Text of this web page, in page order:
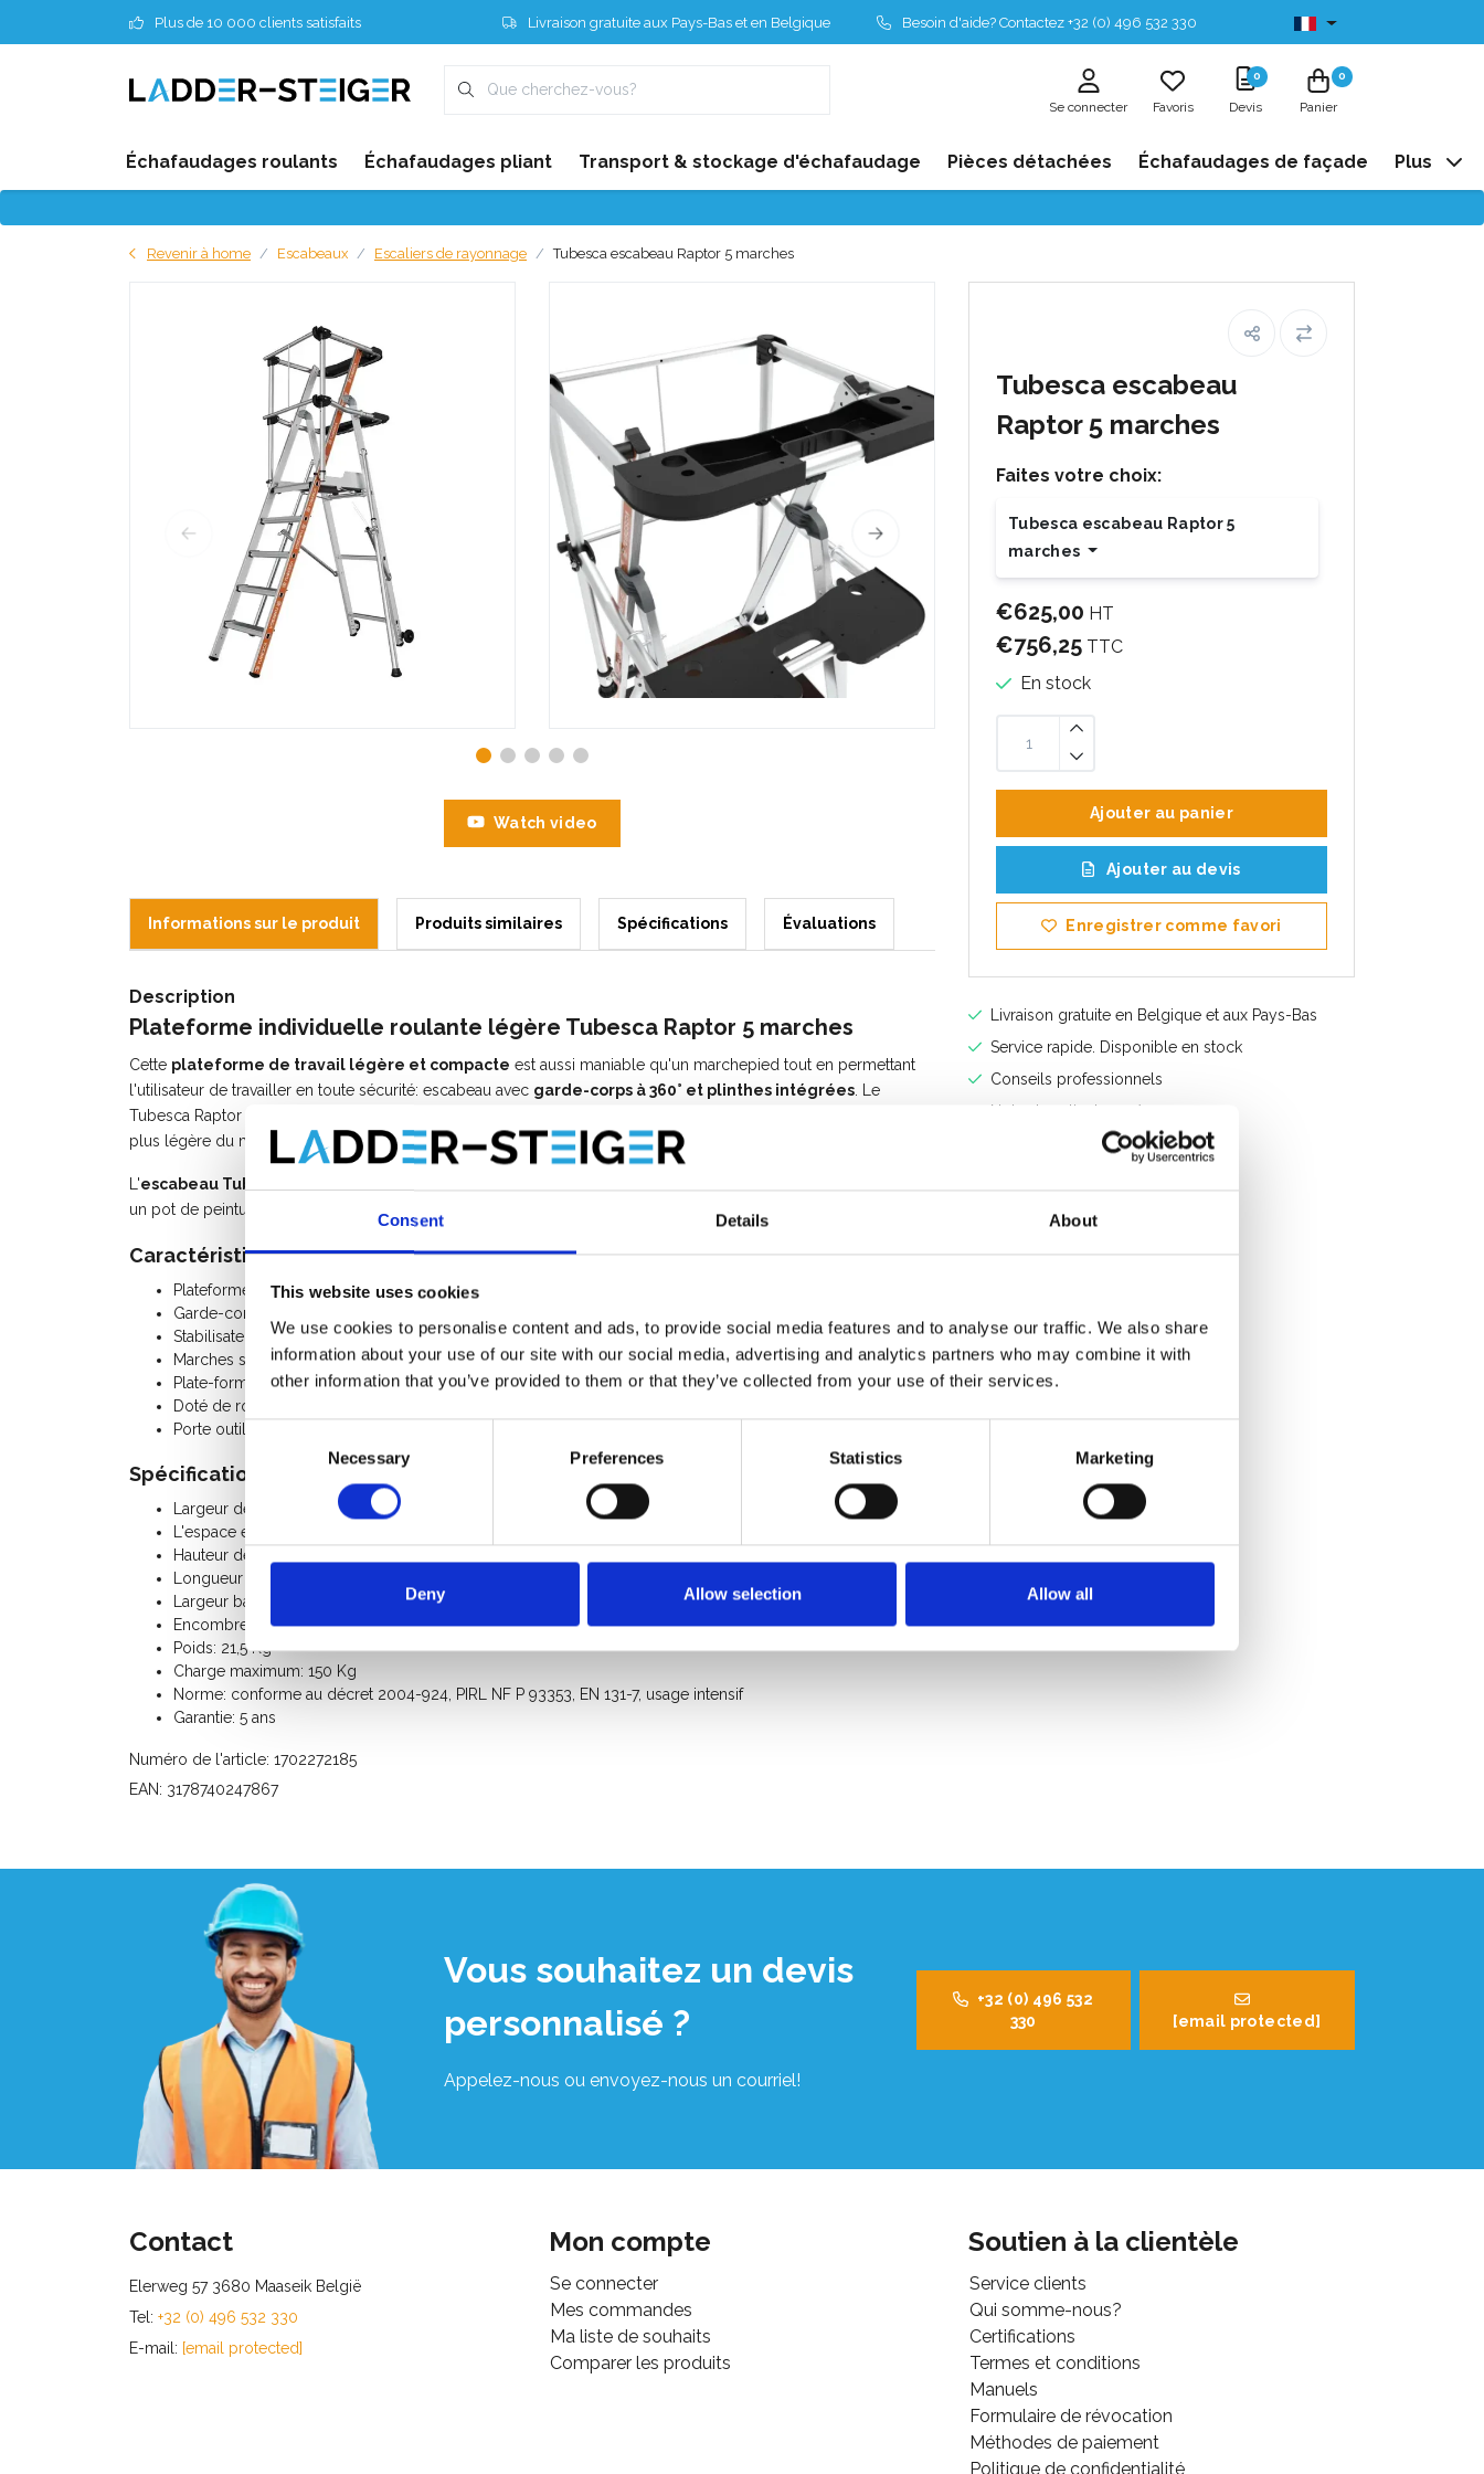
Consent Details About
This website uses cookies
We use cookies to personalise content and ads, to provide social media features and to analyse our traffic. We also share
information about your use of our site with our social media, advertising and analytics partners who may combine it with
other information that you’ve provided to them or that they’ve collected from your use of their services.
Consent
Necessary Preferences Statistics Marketing
Deny Allow selection Allow all
Plus de 10 000 clients satisfaits Livraison gratuite aux Pays-Bas et en Belgique Besoin d'aide? Contactez +32 (0) 496 532 330 Disponibles de stock
Se connecter Favoris
0
Devis
0
Panier
Échafaudages roulants Échafaudages pliant Transport & stockage d'échafaudage Pièces détachées Échafaudages de façade Plus
Revenir à home Escabeaux Escaliers de rayonnage Tubesca escabeau Raptor 5 marches
Tubesca escabeau
Raptor 5 marches
Faites votre choix:
Tubesca escabeau Raptor 5
marches
€625,00 HT
€756,25 TTC
En stock
Ajouter au panier
Ajouter au devis
Enregistrer comme favori
Livraison gratuite en Belgique et aux Pays-Bas
Service rapide. Disponible en stock
Conseils professionnels
Note des clients 9.2/10
Watch video
Informations sur le produit Produits similaires Spécifications Évaluations
Description
Plateforme individuelle roulante légère Tubesca Raptor 5 marches
Cette plateforme de travail légère et compacte est aussi maniable qu'un marchepied tout en permettant
l'utilisateur de travailler en toute sécurité: escabeau avec garde-corps à 360° et plinthes intégrées . Le
Tubesca Raptor plate-forme est l'évolution naturelle du marchepied vers les PIRL, il s'agit de la plate-forme la
plus légère du marché.
L'escabeau Tubesca Raptor PIRL avec 5 marches
un pot de peinture de 5L.
Caractéristiques:
Plateforme individuelle roulante légère et pliable.
Garde-corps rigide 4 côtés avec lisses de protection antichute à fermeture semi-automatique.
Stabilisateurs indépendants repliables.
Marches striées antidérapantes de 80 mm.
Plate-forme antidérapante 500 x 400 mm avec plinthes intégrées (hauteur 100 mm).
Doté de roues de déplacement diamètre 100 mm.
Porte outils pratique pour placer des matériaux et des outils, capacité de charge 25 kg.
Spécifications:
Largeur de marches: 8 cm
L'espace entre les marches: 23,5 cm
Hauteur de plate-forme: 1,17 m
Longueur de transport: 2,58 m
Largeur base: 0,68 m
Encombrement au sol longueur: 1,41 m
Poids: 21,5 Kg
Charge maximum: 150 Kg
Norme: conforme au décret 2004-924, PIRL NF P 93353, EN 131-7, usage intensif
Garantie: 5 ans
Numéro de l'article: 1702272185
EAN: 3178740247867
Vous souhaitez un devis
personnalisé ?
Appelez-nous ou envoyez-nous un courriel!
+32 (0) 496 532
330
[email protected]
Contact
Elerweg 57 3680 Maaseik België
Tel: +32 (0) 496 532 330
E-mail: [email protected]
Mon compte
Se connecter
Mes commandes
Ma liste de souhaits
Comparer les produits
Soutien à la clientèle
Service clients
Qui somme-nous?
Certifications
Termes et conditions
Manuels
Formulaire de révocation
Méthodes de paiement
Politique de confidentialité